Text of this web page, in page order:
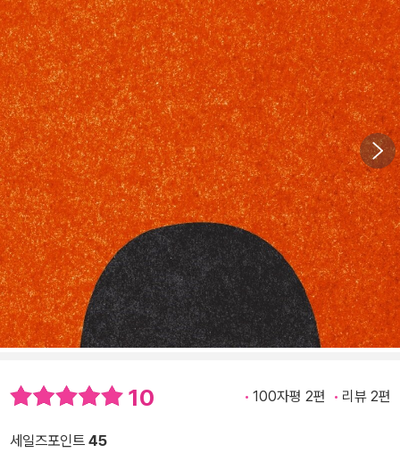
10 100자평 2편 리뷰 2편
세일즈포인트 45